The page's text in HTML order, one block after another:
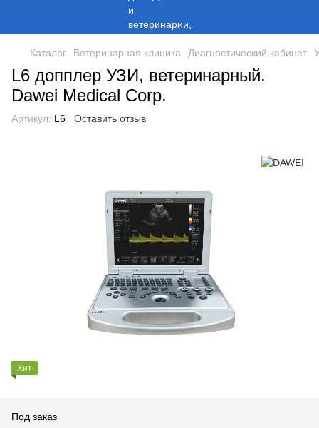
Каталог Ветеринарная клиника Диагностический кабинет
L6 допплер УЗИ, ветеринарный.
Dawei Medical Corp.
Артикул: L6 Оставить отзыв
Хит
Под заказ